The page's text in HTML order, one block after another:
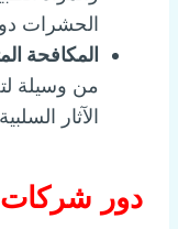
الحشرات
المكافحة
من وسيلة
الآثار
دور